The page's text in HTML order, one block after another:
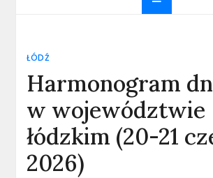
ŁÓDŹ
Harmonogram
w województwie
łódzkim (20-21
2026)